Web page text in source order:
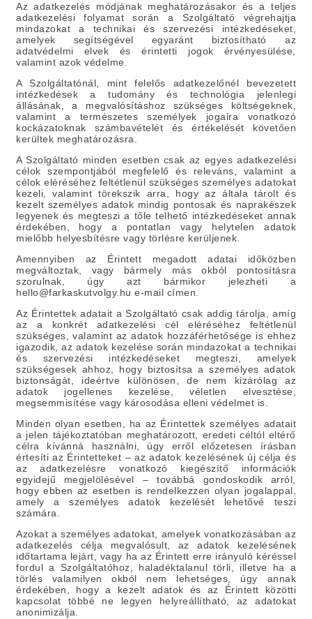
Az adatkezelés módjának meghatározásakor és a teljes
adatkezelési folyamat során a Szolgáltató végrehajtja
mindazokat a technikai és szervezési intézkedéseket,
amelyek segítségével egyaránt biztosítható az
adatvédelmi elvek és érintetti jogok érvényesülése,
valamint azok védelme.
A Szolgáltatónál, mint felelős adatkezelőnél bevezetett
intézkedések a tudomány és technológia jelenlegi
állásának, a megvalósításhoz szükséges költségeknek,
valamint a természetes személyek jogaira vonatkozó
kockázatoknak számbavételét és értékelését követően
kerültek meghatározásra.
A Szolgáltató minden esetben csak az egyes adatkezelési
célok szempontjából megfelelő és releváns, valamint a
célok eléréséhez feltétlenül szükséges személyes adatokat
kezeli, valamint törekszik arra, hogy az általa tárolt és
kezelt személyes adatok mindig pontosak és naprakészek
legyenek és megteszi a tőle telhető intézkedéseket annak
érdekében, hogy a pontatlan vagy helytelen adatok
mielőbb helyesbítésre vagy törlésre kerüljenek.
Amennyiben az Érintett megadott adatai időközben
megváltoztak, vagy bármely más okból pontosításra
szorulnak, úgy azt bármikor jelezheti a
hello@farkaskutvolgy.hu e-mail címen.
Az Érintettek adatait a Szolgáltató csak addig tárolja, amíg
az a konkrét adatkezelési cél eléréséhez feltétlenül
szükséges, valamint az adatok hozzáférhetősége is ehhez
igazodik, az adatok kezelése során mindazokat a technikai
és szervezési intézkedéseket megteszi, amelyek
szükségesek ahhoz, hogy biztosítsa a személyes adatok
biztonságát, ideértve különösen, de nem kizárólag az
adatok jogellenes kezelése, véletlen elvesztése,
megsemmisítése vagy károsodása elleni védelmet is.
Minden olyan esetben, ha az Érintettek személyes adatait
a jelen tájékoztatóban meghatározott, eredeti céltól eltérő
célra kívánná használni, úgy erről előzetesen írásban
értesíti az Érintetteket – az adatok kezelésének új célja és
az adatkezelésre vonatkozó kiegészítő információk
egyidejű megjelölésével – továbbá gondoskodik arról,
hogy ebben az esetben is rendelkezzen olyan jogalappal,
amely a személyes adatok kezelését lehetővé teszi
számára.
Azokat a személyes adatokat, amelyek vonatkozásában az
adatkezelés célja megvalósult, az adatok kezelésének
időtartama lejárt, vagy ha az Érintett erre irányuló kéréssel
fordul a Szolgáltatóhoz, haladéktalanul törli, illetve ha a
törlés valamilyen okból nem lehetséges, úgy annak
érdekében, hogy a kezelt adatok és az Érintett közötti
kapcsolat többé ne legyen helyreállítható, az adatokat
anonimizálja.